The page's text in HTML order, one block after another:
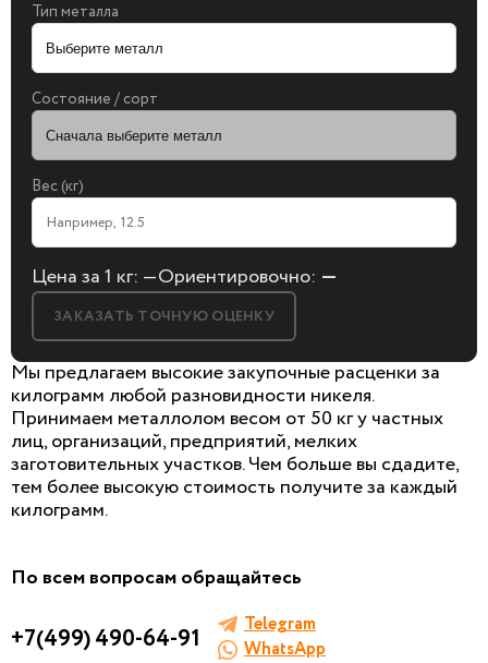
Тип металла
Состояние / сорт
Вес (кг)
Цена за 1 кг: —Ориентировочно: —
ЗАКАЗАТЬ ТОЧНУЮ ОЦЕНКУ
БЕСПЛАТНАЯ КОНСУЛЬТАЦИЯ
И ОЦЕНКА ЛОМА
Мы предлагаем высокие закупочные расценки за
килограмм любой разновидности никеля.
Принимаем металлолом весом от 50 кг у частных
лиц, организаций, предприятий, мелких
заготовительных участков. Чем больше вы сдадите,
тем более высокую стоимость получите за каждый
килограмм.
По всем вопросам обращайтесь
+7(499) 490-64-91
Telegram
WhatsApp